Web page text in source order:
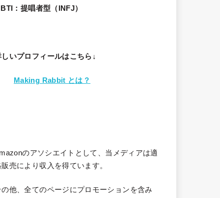
：提唱者型（INFJ）
しいプロフィールはこちら↓
Making Rabbit とは？
のアソシエイトとして、当メディアは適
販売により収入を得ています。
の他、全てのページにプロモーションを含み